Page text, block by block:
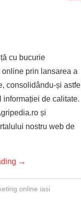
cu bucurie
prin lansarea a
consolidându-și astfel
de calitate.
și
nostru web de
→
online iasi